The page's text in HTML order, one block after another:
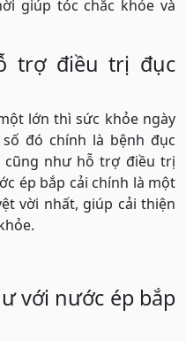
giúp tóc chắc khỏe và
trợ điều trị đục
lớn thì sức khỏe ngày
đó chính là bệnh đục
như hỗ trợ điều trị
ép bắp cải chính là một
vời nhất, giúp cải thiện
với nước ép bắp